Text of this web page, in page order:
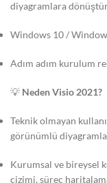
diyagramlara
Windows 10 /
Adım adım kurulum
💡 Neden Visio 2021?
Teknik olmayan
görünümlü
Kurumsal ve bireysel
çizimi, süreç